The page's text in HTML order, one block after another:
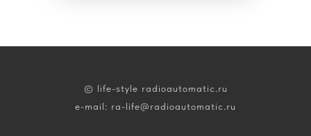
© life-style radioautomatic.ru
e-mail: ra-life@radioautomatic.ru